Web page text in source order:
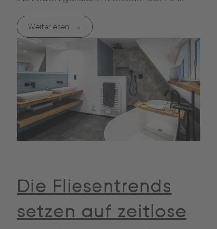
Weiterlesen
Die Fliesentrends
setzen auf zeitlose